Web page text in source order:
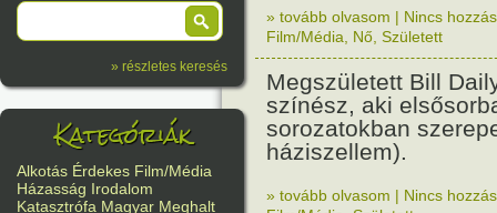
» részletes keresés
Kategóriák
Alkotás Érdekes Film/Média
Házasság Irodalom
Katasztrófa Magyar Meghalt
» tovább olvasom | Nincs
Film/Média
Nő Született
Megszületett Bill
színész, aki
sorozatokban
háziszellem).
» tovább olvasom | Nincs